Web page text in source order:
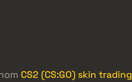
CS2 (CS:GO) skin trading